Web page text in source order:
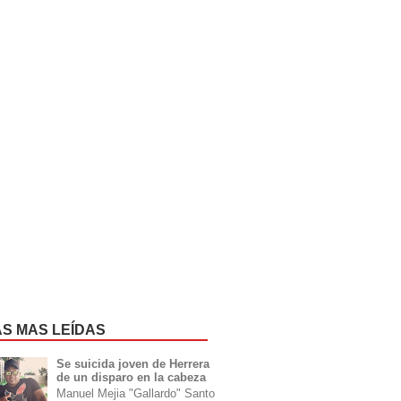
MAS LEÍDAS
Se suicida joven de Herrera
de un disparo en la cabeza
Manuel Mejia "Gallardo" Santo